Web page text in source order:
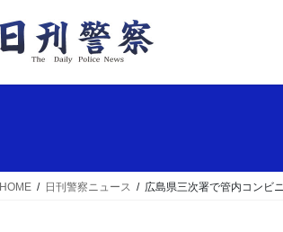
HOME 日刊警察ニュース 広島県三次署で管内コンビ